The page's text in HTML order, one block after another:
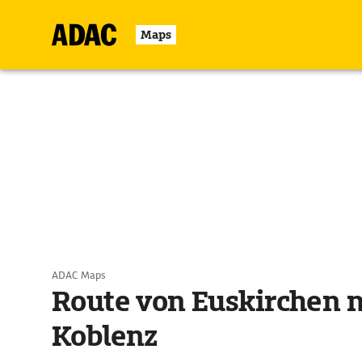
Maps
ADAC Maps
Route von Euskirchen
Koblenz